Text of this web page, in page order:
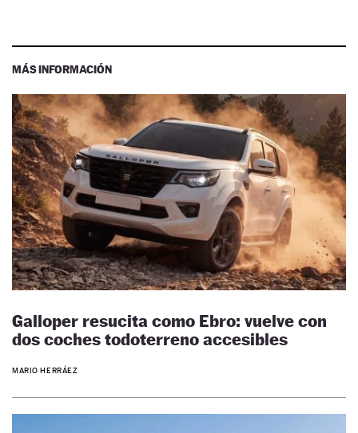
MÁS INFORMACIÓN
Galloper resucita como Ebro: vuelve con
dos coches todoterreno accesibles
MARIO HERRÁEZ